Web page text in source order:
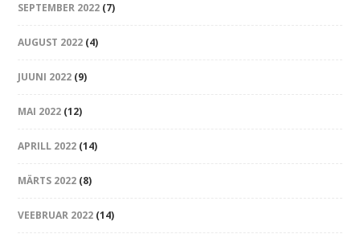
SEPTEMBER 2022 (7)
AUGUST 2022 (4)
JUUNI 2022 (9)
MAI 2022 (12)
APRILL 2022 (14)
MÄRTS 2022 (8)
VEEBRUAR 2022 (14)